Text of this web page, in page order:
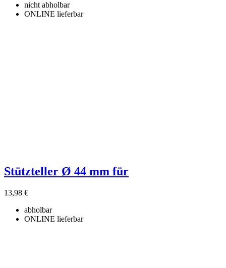
nicht abholbar
ONLINE lieferbar
Stützteller Ø 44 mm für
13,98 €
abholbar
ONLINE lieferbar